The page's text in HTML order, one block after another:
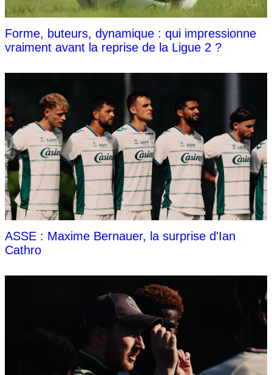
Forme, buteurs, dynamique : qui impressionne
vraiment avant la reprise de la Ligue 2 ?
ASSE : Maxime Bernauer, la surprise d'Ian
Cathro